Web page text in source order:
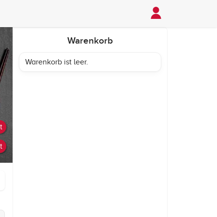
Warenkorb
Warenkorb ist leer.